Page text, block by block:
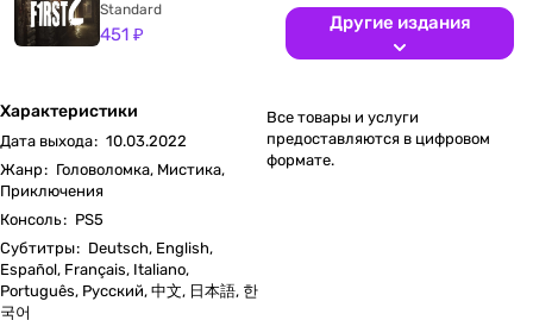
Standard
451 ₽
Характеристики
Дата выхода: 10.03.2022
Жанр: Головоломка, Мистика,
Приключения
Консоль: PS5
Субтитры: Deutsch, English,
Español, Français, Italiano,
Português, Русский, 中文, 日本語, 한
국어
Другие издания
Все товары и услуги
предоставляются в цифровом
формате.